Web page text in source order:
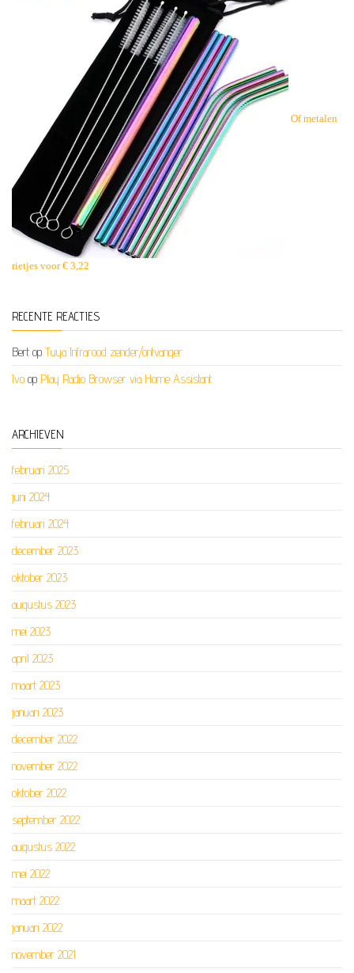
Of metalen
rietjes voor € 3,22
RECENTE REACTIES
Bert op Tuya Infrarood zender/ontvanger
Ivo op Play Radio Browser via Home Assistant
ARCHIEVEN
februari 2025
juni 2024
februari 2024
december 2023
oktober 2023
augustus 2023
mei 2023
april 2023
maart 2023
januari 2023
december 2022
november 2022
oktober 2022
september 2022
augustus 2022
mei 2022
maart 2022
januari 2022
november 2021